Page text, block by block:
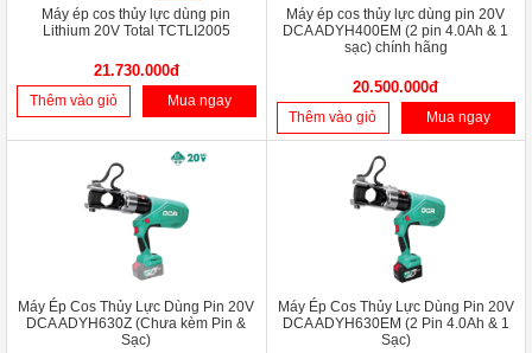
Máy ép cos thủy lực dùng pin
Lithium 20V Total TCTLI2005
21.730.000đ
Thêm vào giỏ Mua ngay
Máy ép cos thủy lực dùng pin 20V
DCA ADYH400EM (2 pin 4.0Ah & 1
sạc) chính hãng
20.500.000đ
Thêm vào giỏ Mua ngay
Máy Ép Cos Thủy Lực Dùng Pin 20V
DCA ADYH630Z (Chưa kèm Pin &
Sạc)
Máy Ép Cos Thủy Lực Dùng Pin 20V
DCA ADYH630EM (2 Pin 4.0Ah & 1
Sạc)